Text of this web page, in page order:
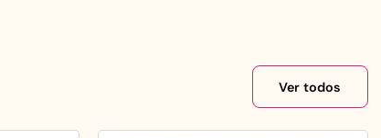
Ver todos